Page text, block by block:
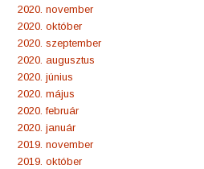
2020. november
2020. október
2020. szeptember
2020. augusztus
2020. június
2020. május
2020. február
2020. január
2019. november
2019. október